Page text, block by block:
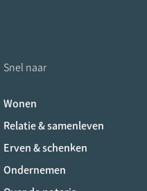
sociaux
Snel naar
Wonen
Relatie & samenleven
Erven & schenken
Ondernemen